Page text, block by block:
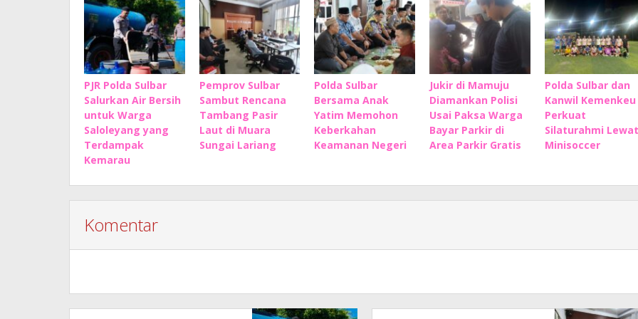
PJR Polda Sulbar
Salurkan Air Bersih
untuk Warga
Saloleyang yang
Terdampak
Kemarau
Pemprov Sulbar
Sambut Rencana
Tambang Pasir
Laut di Muara
Sungai Lariang
Polda Sulbar
Bersama Anak
Yatim Memohon
Keberkahan
Keamanan Negeri
Jukir di Mamuju
Diamankan Polisi
Usai Paksa Warga
Bayar Parkir di
Area Parkir Gratis
Polda Sulbar dan
Kanwil Kemenkeu
Perkuat
Silaturahmi Lewat
Minisoccer
Komentar